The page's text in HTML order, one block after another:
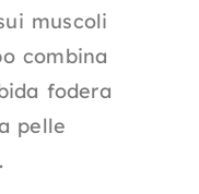
muscoli
combina
fodera
pelle